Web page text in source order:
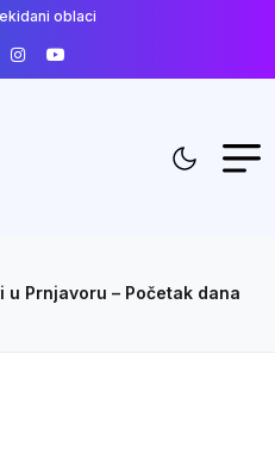
oblaci
Prnjavoru – Početak dana